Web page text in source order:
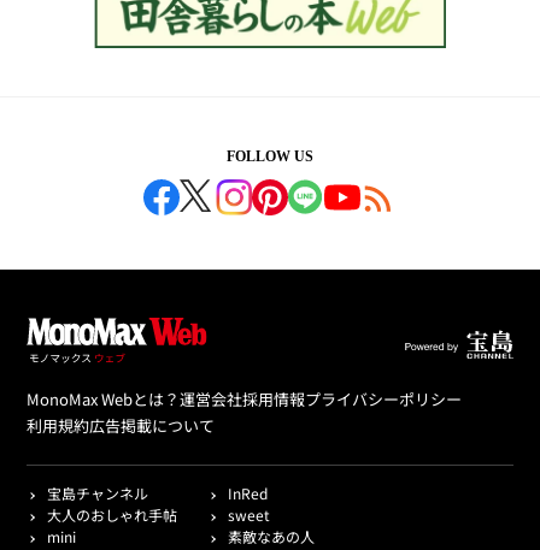
FOLLOW US
MonoMax Webとは？運営会社採用情報プライバシーポリシー
利用規約広告掲載について
宝島チャンネル
InRed
大人のおしゃれ手帖
sweet
mini
素敵なあの人